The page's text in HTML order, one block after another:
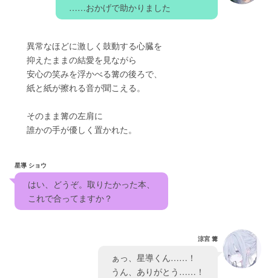
……おかげで助かりました
異常なほどに激しく鼓動する心臓を
抑えたままの結愛を見ながら
安心の笑みを浮かべる篝の後ろで、
紙と紙が擦れる音が聞こえる。
そのまま篝の左肩に
誰かの手が優しく置かれた。
星導 ショウ
はい、どうぞ。取りたかった本、
これで合ってますか？
涼宮 篝
ぁっ、星導くん……！
うん、ありがとう……！